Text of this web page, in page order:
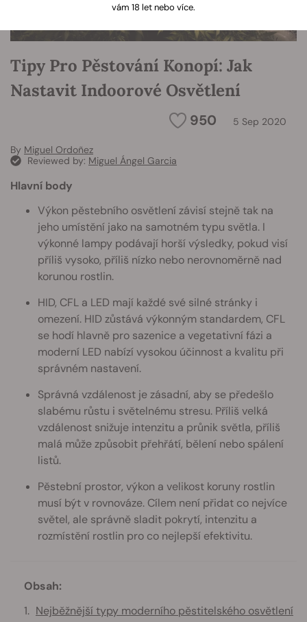
Tipy Pro Pěstování Konopí: Jak
Nastavit Indoorové Osvětlení
950 5 Sep 2020
By Miguel Ordoñez
Reviewed by: Miguel Ángel Garcia
Hlavní body
Výkon pěstebního osvětlení závisí stejně tak na
jeho umístění jako na samotném typu světla. I
výkonné lampy podávají horší výsledky, pokud visí
příliš vysoko, příliš nízko nebo nerovnoměrně nad
korunou rostlin.
HID, CFL a LED mají každé své silné stránky i
omezení. HID zůstává výkonným standardem, CFL
se hodí hlavně pro sazenice a vegetativní fázi a
moderní LED nabízí vysokou účinnost a kvalitu při
správném nastavení.
Správná vzdálenost je zásadní, aby se předešlo
slabému růstu i světelnému stresu. Příliš velká
vzdálenost snižuje intenzitu a průnik světla, příliš
malá může způsobit přehřátí, bělení nebo spálení
listů.
Pěstební prostor, výkon a velikost koruny rostlin
musí být v rovnováze. Cílem není přidat co nejvíce
světel, ale správně sladit pokrytí, intenzitu a
rozmístění rostlin pro co nejlepší efektivitu.
Obsah:
Nejběžnější typy moderního pěstitelského osvětlení
vám 18 let nebo více.